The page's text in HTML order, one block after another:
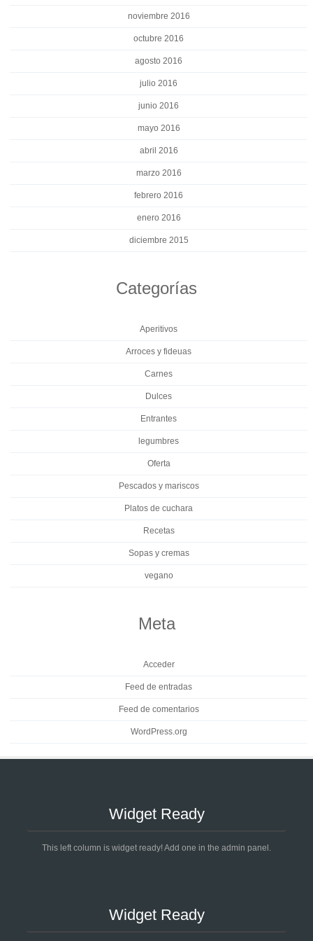
noviembre 2016
octubre 2016
agosto 2016
julio 2016
junio 2016
mayo 2016
abril 2016
marzo 2016
febrero 2016
enero 2016
diciembre 2015
Categorías
Aperitivos
Arroces y fideuas
Carnes
Dulces
Entrantes
legumbres
Oferta
Pescados y mariscos
Platos de cuchara
Recetas
Sopas y cremas
vegano
Meta
Acceder
Feed de entradas
Feed de comentarios
WordPress.org
Widget Ready
This left column is widget ready! Add one in the admin panel.
Widget Ready